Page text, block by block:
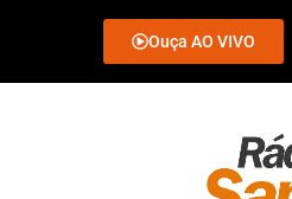
Ouça AO VIVO